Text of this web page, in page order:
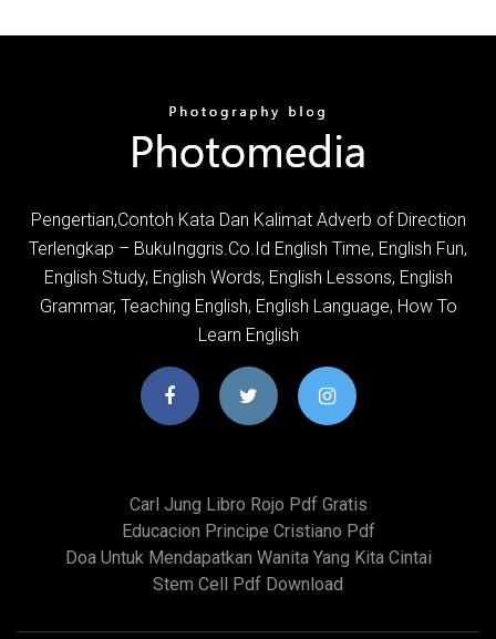
Pengertian,Contoh Kata Dan Kalimat Adverb of Direction
Terlengkap – BukuInggris.Co.Id English Time, English Fun,
English Study, English Words, English Lessons, English
Grammar, Teaching English, English Language, How To
Learn English
Carl Jung Libro Rojo Pdf Gratis
Educacion Principe Cristiano Pdf
Doa Untuk Mendapatkan Wanita Yang Kita Cintai
Stem Cell Pdf Download